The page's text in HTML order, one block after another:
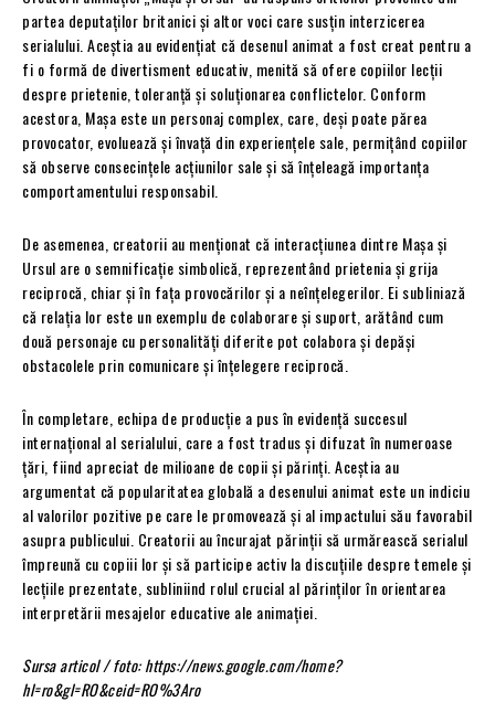
partea deputaților britanici și altor voci care susțin interzicerea
serialului. Aceștia au evidențiat că desenul animat a fost creat pentru a
fi o formă de divertisment educativ, menită să ofere copiilor lecții
despre prietenie, toleranță și soluționarea conflictelor. Conform
acestora, Mașa este un personaj complex, care, deși poate părea
provocator, evoluează și învață din experiențele sale, permițând copiilor
să observe consecințele acțiunilor sale și să înțeleagă importanța
comportamentului responsabil.
De asemenea, creatorii au menționat că interacțiunea dintre Mașa și
Ursul are o semnificație simbolică, reprezentând prietenia și grija
reciprocă, chiar și în fața provocărilor și a neînțelegerilor. Ei subliniază
că relația lor este un exemplu de colaborare și suport, arătând cum
două personaje cu personalități diferite pot colabora și depăși
obstacolele prin comunicare și înțelegere reciprocă.
În completare, echipa de producție a pus în evidență succesul
internațional al serialului, care a fost tradus și difuzat în numeroase
țări, fiind apreciat de milioane de copii și părinți. Aceștia au
argumentat că popularitatea globală a desenului animat este un indiciu
al valorilor pozitive pe care le promovează și al impactului său favorabil
asupra publicului. Creatorii au încurajat părinții să urmărească serialul
împreună cu copiii lor și să participe activ la discuțiile despre temele și
lecțiile prezentate, subliniind rolul crucial al părinților în orientarea
interpretării mesajelor educative ale animației.
Sursa articol / foto: https://news.google.com/home?
hl=ro&gl=RO&ceid=RO%3Aro